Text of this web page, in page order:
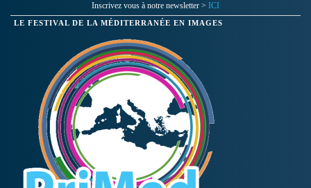
Inscrivez vous à notre newsletter > ICI
LE FESTIVAL DE LA MÉDITERRANÉE EN IMAGES